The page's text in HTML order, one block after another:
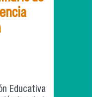
Educativa